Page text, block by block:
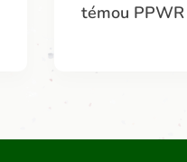
témou PPWR